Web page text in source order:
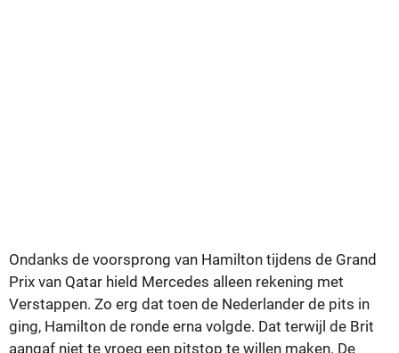
Ondanks de voorsprong van Hamilton tijdens de Grand
Prix van Qatar hield Mercedes alleen rekening met
Verstappen. Zo erg dat toen de Nederlander de pits in
ging, Hamilton de ronde erna volgde. Dat terwijl de Brit
aangaf niet te vroeg een pitstop te willen maken. De